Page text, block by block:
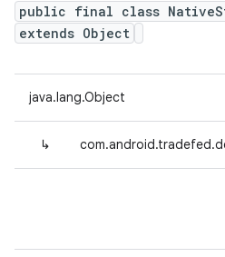
public final class
extends Object
java.lang.Object
↳